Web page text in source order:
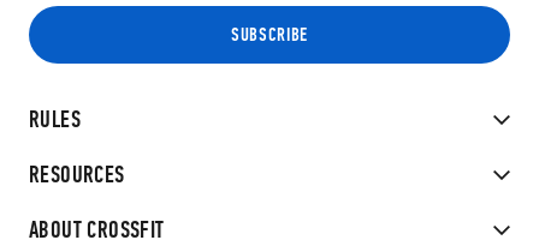
RULES
RESOURCES
ABOUT CROSSFIT